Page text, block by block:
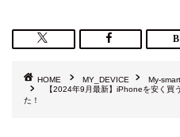
HOME MY_DEVICE
My-
【2024年9月最新】iPhoneを安く買
た！